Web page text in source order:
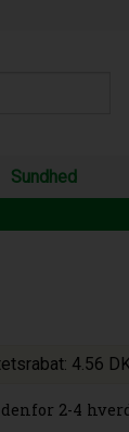
Sundhed
4.56
2-4